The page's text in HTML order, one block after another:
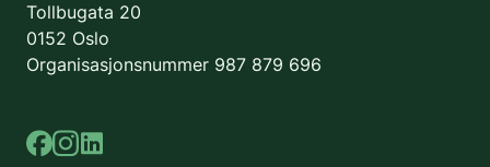
Tollbugata 20
0152 Oslo
Organisasjonsnummer 987 879 696